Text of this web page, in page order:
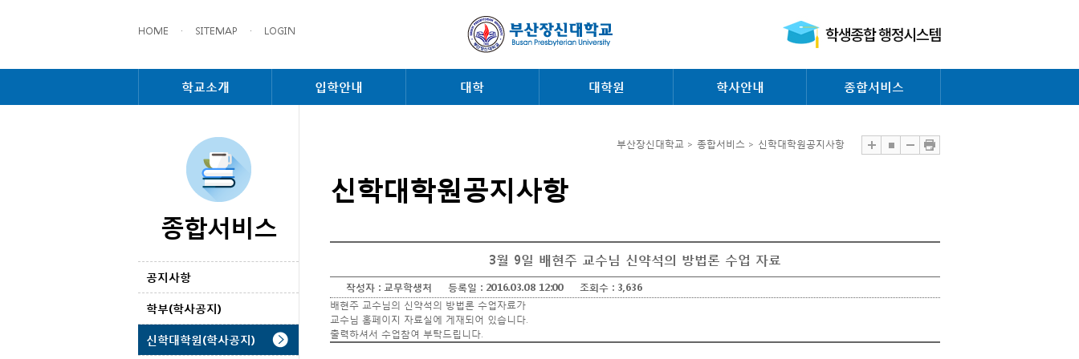
HOME · SITEMAP · LOGIN
학교소개 입학안내 대학 대학원 학사안내 종합서비스
종합서비스
공지사항
학부(학사공지)
신학대학원(학사공지)
부산장신대학교 > 종합서비스 > 신학대학원공지사항
신학대학원공지사항
3월 9일 배현주 교수님 신약석의 방법론 수업 자료
작성자 : 교무학생처 등록일 : 2016.03.08 12:00 조회수 : 3,636
배현주 교수님의 신약석의 방법론 수업자료가
교수님 홈페이지 자료실에 게재되어 있습니다.
출력하셔서 수업참여 부탁드립니다.